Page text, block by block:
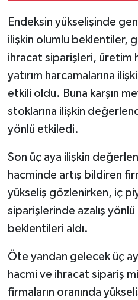
Endeksin yükselişinde
ilişkin olumlu beklentiler,
ihracat siparişleri, üretim
yatırım harcamalarına
etkili oldu. Buna karşın
stoklarına ilişkin
yönlü etkiledi.
Son üç aya ilişkin
hacminde artış bildiren
yükseliş gözlenirken, iç
siparişlerinde azalış
beklentileri aldı.
Öte yandan gelecek üç
hacmi ve ihracat sipariş
firmaların oranında